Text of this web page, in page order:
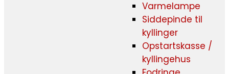
Varmelampe
Siddepinde til
kyllinger
Opstartskasse /
kyllingehus